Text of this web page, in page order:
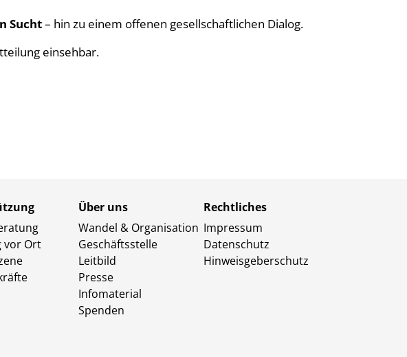
Sucht– hin zu einem offenen gesellschaftlichen Dialog.
einsehbar.
vor Ort
Über uns
Wandel & Organisation
Geschäftsstelle
Leitbild
Presse
Infomaterial
Spenden
Rechtliches
Impressum
Datenschutz
Hinweisgeberschutz